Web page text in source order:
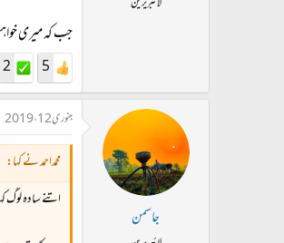
جب کہ میری
5
2
جاسمن
جنوری 12، 2019
محمداحمد نے کہا:
اتنے سادہ لوگ